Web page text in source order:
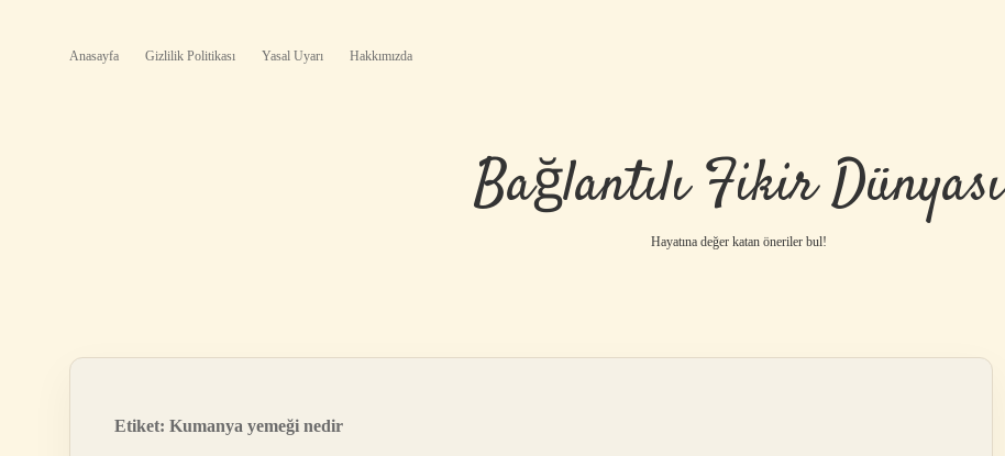
Anasayfa Gizlilik Politikası Yasal Uyarı Hakkımızda
Bağlantılı Fikir Dünyası
Hayatına değer katan öneriler bul!
Etiket: Kumanya yemeği nedir